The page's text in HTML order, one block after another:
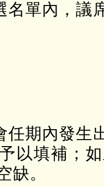
名單內，議
任期內發生
以填補；
缺。